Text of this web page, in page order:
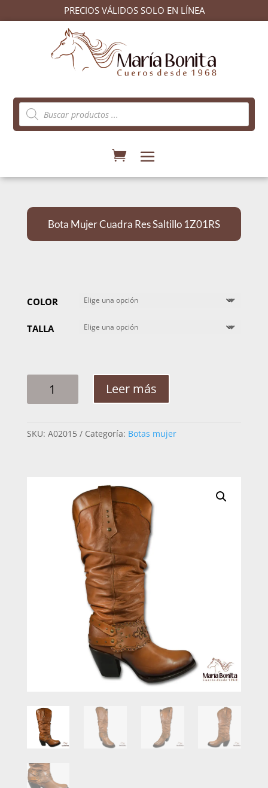
PRECIOS VÁLIDOS SOLO EN LÍNEA
Búsqueda
de
productos
Bota Mujer Cuadra Res Saltillo 1Z01RS
COLOR
TALLA
MUJER
SALTILLO
Leer más
SKU: A02015 Categoría: Botas mujer